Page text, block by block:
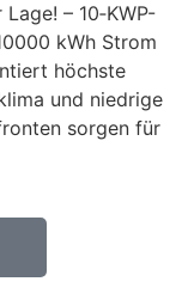
– 10‑KWP-
kWh Strom
höchste
und niedrige
sorgen für